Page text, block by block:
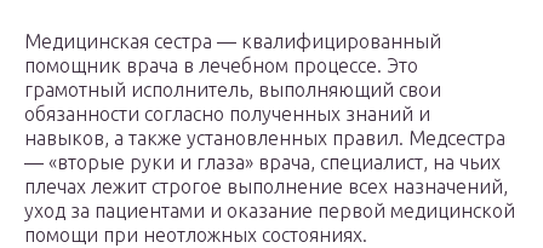
Медицинская сестра — квалифицированный
помощник врача в лечебном процессе. Это
грамотный исполнитель, выполняющий свои
обязанности согласно полученных знаний и
навыков, а также установленных правил. Медсестра
— «вторые руки и глаза» врача, специалист, на чьих
плечах лежит строгое выполнение всех назначений,
уход за пациентами и оказание первой медицинской
помощи при неотложных состояниях.